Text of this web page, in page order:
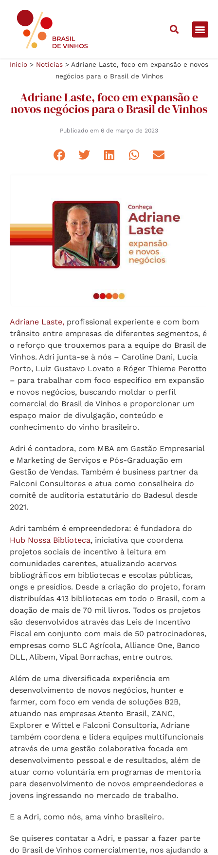
Início>Notícias>Adriane Laste, foco em expansão e novos
novos negócios para o Brasil de Vinhos
Adriane Laste,profissional experiente e com bom
trânsito entre empresas de diferentes segmentos, é
o reforço que trouxemos para a equipe do Brasil de
Vinhos. Adri junta-se à nós – Caroline Dani, Lucia
Porto, Luiz Gustavo Lovato e Róger Thieme Perotto
– para trabalhar com foco específico em expansão
comercial do Brasil de Vinhos e proporcionar um
espaço maior de divulgação, conteúdo e
conhecimento do vinho brasileiro.
Adri é contadora, com MBA em Gestão Empresarial
e Marketing de Serviços e Pós-Graduação em
Falconi Consultores e atua como conselheira do
comitê de auditoria estatutário do Badesul desde
2021.
Adri também é empreendedora: é fundadora do
Hub Nossa Biblioteca, iniciativa que coordena
projetos sociais de incentivo à leitura em
comunidades carentes, atualizando acervos
bibliográficos em bibliotecas e escolas públicas,
ongs e presídios. Desde a criação do projeto, foram
distribuídas 413 bibliotecas em todo o Brasil, com a
doação de mais de 70 mil livros. Todos os projetos
Fiscal em conjunto com mais de 50 patrocinadores,
empresas como SLC Agrícola, Alliance One, Banco
DLL, Alibem, Vipal Borrachas, entre outros.
Além de uma diversificada experiência em
desenvolvimento de novos negócios, hunter e
farmer, com foco em venda de soluções B2B,
atuando nas empresas Atento Brasil, ZANC,
Explorer e Wittel e Falconi Consultoria, Adriane
também coordena e lidera equipes multifuncionais
através de uma gestão colaborativa focada em
atuar como voluntária em programas de mentoria
jovens ingressando no mercado de trabalho.